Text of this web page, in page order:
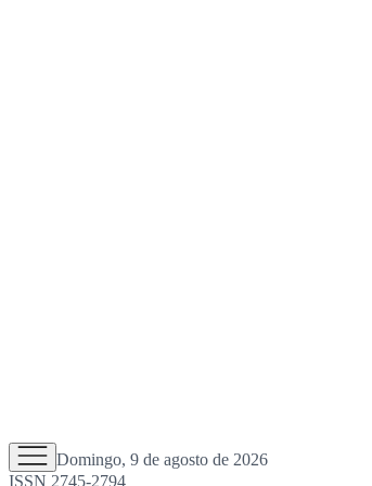
Domingo, 9 de agosto de 2026
ISSN 2745-2794